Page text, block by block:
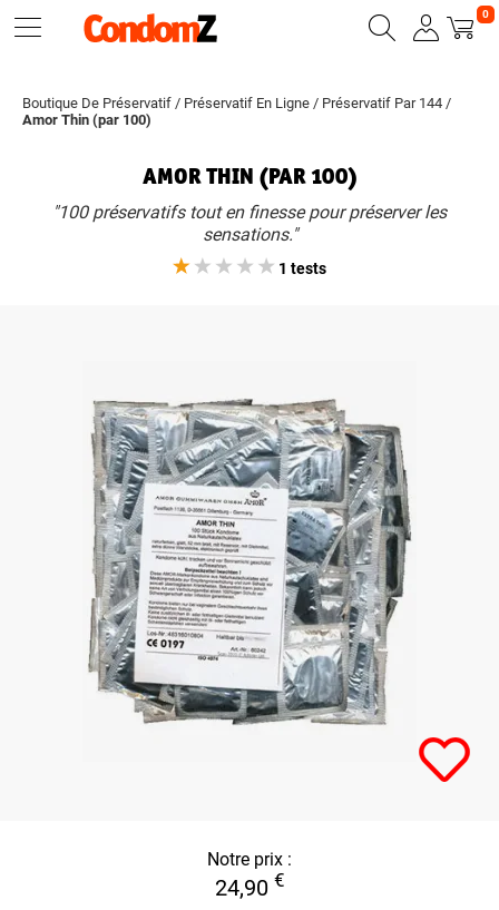
0
Boutique De Préservatif / Préservatif En Ligne / Préservatif Par 144 /
Amor Thin (par 100)
AMOR THIN (PAR 100)
"100 préservatifs tout en finesse pour préserver les
sensations."
1 tests
Notre prix :
24,90 €